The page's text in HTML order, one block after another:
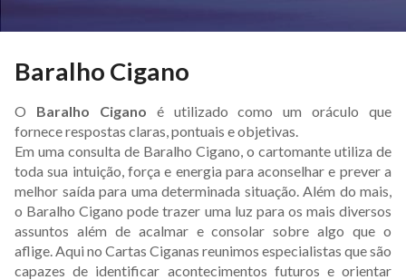
Baralho Cigano
O Baralho Cigano é utilizado como um oráculo que
fornece respostas claras, pontuais e objetivas.
Em uma consulta de Baralho Cigano, o cartomante utiliza de
toda sua intuição, força e energia para aconselhar e prever a
melhor saída para uma determinada situação. Além do mais,
o Baralho Cigano pode trazer uma luz para os mais diversos
assuntos além de acalmar e consolar sobre algo que o
aflige. Aqui no Cartas Ciganas reunimos especialistas que são
capazes de identificar acontecimentos futuros e orientar